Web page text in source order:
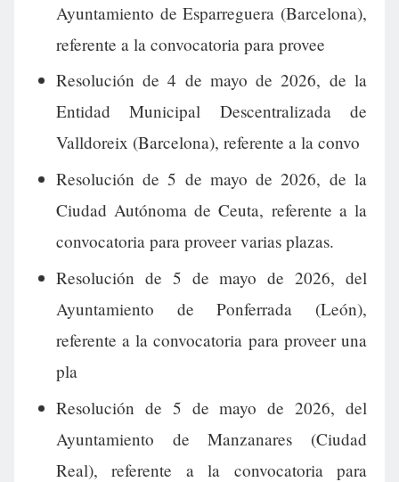
Ayuntamiento de Esparreguera (Barcelona),
referente a la convocatoria para provee
Resolución de 4 de mayo de 2026, de la
Entidad Municipal Descentralizada de
Valldoreix (Barcelona), referente a la convo
Resolución de 5 de mayo de 2026, de la
Ciudad Autónoma de Ceuta, referente a la
convocatoria para proveer varias plazas.
Resolución de 5 de mayo de 2026, del
Ayuntamiento de Ponferrada (León),
referente a la convocatoria para proveer una
pla
Resolución de 5 de mayo de 2026, del
Ayuntamiento de Manzanares (Ciudad
Real), referente a la convocatoria para